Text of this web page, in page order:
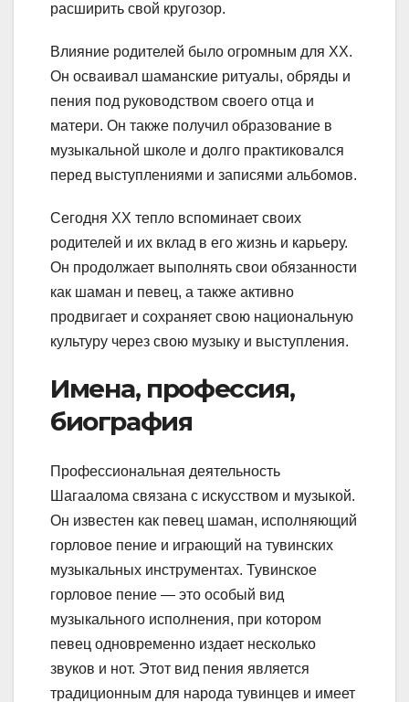
расширить свой кругозор.
Влияние родителей было огромным для XX.
Он осваивал шаманские ритуалы, обряды и
пения под руководством своего отца и
матери. Он также получил образование в
музыкальной школе и долго практиковался
перед выступлениями и записями альбомов.
Сегодня XX тепло вспоминает своих
родителей и их вклад в его жизнь и карьеру.
Он продолжает выполнять свои обязанности
как шаман и певец, а также активно
продвигает и сохраняет свою национальную
культуру через свою музыку и выступления.
Имена, профессия,
биография
Профессиональная деятельность
Шагаалома связана с искусством и музыкой.
Он известен как певец шаман, исполняющий
горловое пение и играющий на тувинских
музыкальных инструментах. Тувинское
горловое пение — это особый вид
музыкального исполнения, при котором
певец одновременно издает несколько
звуков и нот. Этот вид пения является
традиционным для народа тувинцев и имеет